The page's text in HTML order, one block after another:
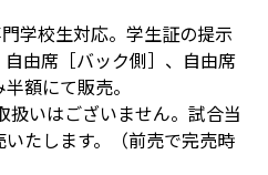
学校生対応。学生証の提示
由席［バック側］、自由席
額にて販売。
扱いはございません。試合当
たします。（前売で完売時